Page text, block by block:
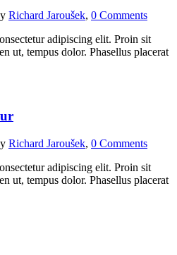
Richard Jaroušek, 0 Comments
adipiscing elit. Proin sit
ut, tempus dolor. Phasellus placerat
Richard Jaroušek, 0 Comments
adipiscing elit. Proin sit
ut, tempus dolor. Phasellus placerat